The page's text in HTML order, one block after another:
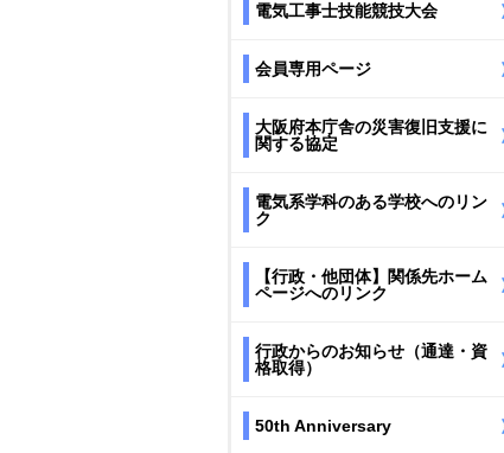
電気工事士技能競技大会
会員専用ページ
大阪府本庁舎の災害復旧支援に
関する協定
電気系学科のある学校へのリン
ク
【行政・他団体】関係先ホーム
ページへのリンク
行政からのお知らせ（通達・資
格取得）
50th Anniversary